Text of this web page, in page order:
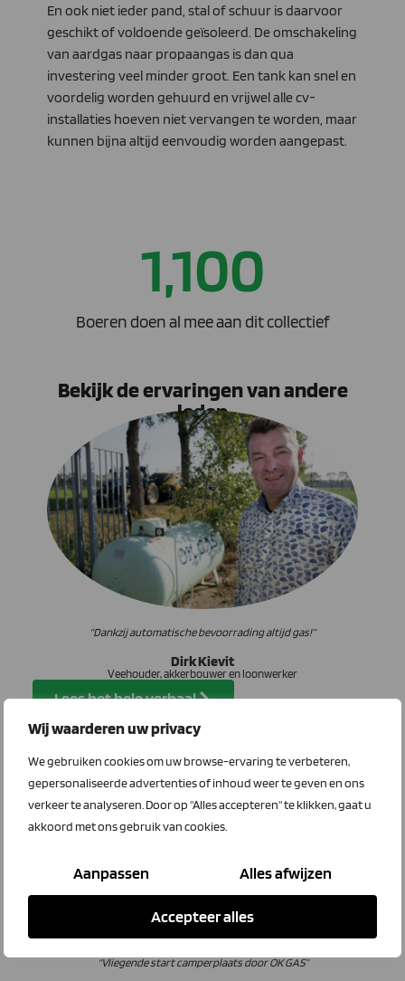
Wij waarderen uw privacy
We gebruiken cookies om uw browse-ervaring te verbeteren,
gepersonaliseerde advertenties of inhoud weer te geven en ons
verkeer te analyseren. Door op "Alles accepteren" te klikken, gaat u
akkoord met ons gebruik van cookies.
Aanpassen Alles afwijzen
Accepteer alles
En ook niet ieder pand, stal of schuur is daarvoor
geschikt of voldoende geïsoleerd. De omschakeling
van aardgas naar propaangas is dan qua
investering veel minder groot. Een tank kan snel en
voordelig worden gehuurd en vrijwel alle cv-
installaties hoeven niet vervangen te worden, maar
kunnen bijna altijd eenvoudig worden aangepast.
Boeren doen al mee aan dit collectief
1,100
Bekijk de ervaringen van andere
leden
“Dankzij automatische bevoorrading altijd gas!”
Dirk Kievit
Veehouder, akkerbouwer en loonwerker
Lees het hele verhaal
“Vliegende start camperplaats door OK GAS”